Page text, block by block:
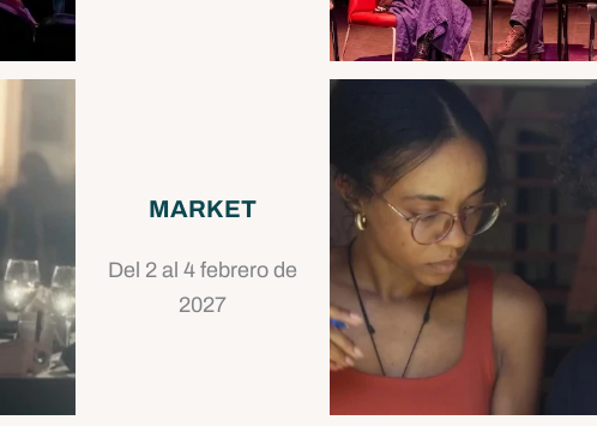
MARKET
Del 2 al 4 febrero de
2027